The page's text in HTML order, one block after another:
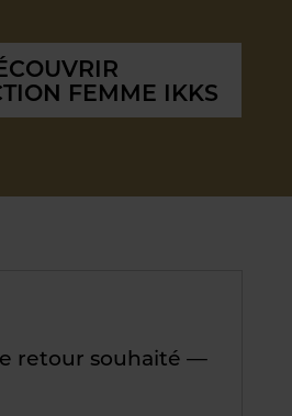
FEMME IKKS
retour souhaité —